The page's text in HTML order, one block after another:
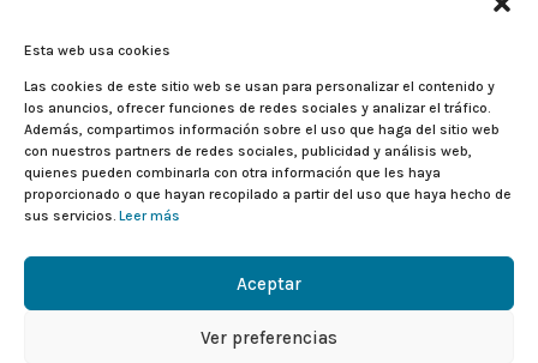
Esta web usa cookies
Las cookies de este sitio web se usan para personalizar el contenido y
los anuncios, ofrecer funciones de redes sociales y analizar el tráfico.
Además, compartimos información sobre el uso que haga del sitio web
con nuestros partners de redes sociales, publicidad y análisis web,
quienes pueden combinarla con otra información que les haya
proporcionado o que hayan recopilado a partir del uso que haya hecho de
sus servicios. Leer más
Aceptar
Ver preferencias
Alcalá de Henares
CC El Val L-233, C/Valladolid 2, 28804
Copyright © 2026 Deportes Evolution.